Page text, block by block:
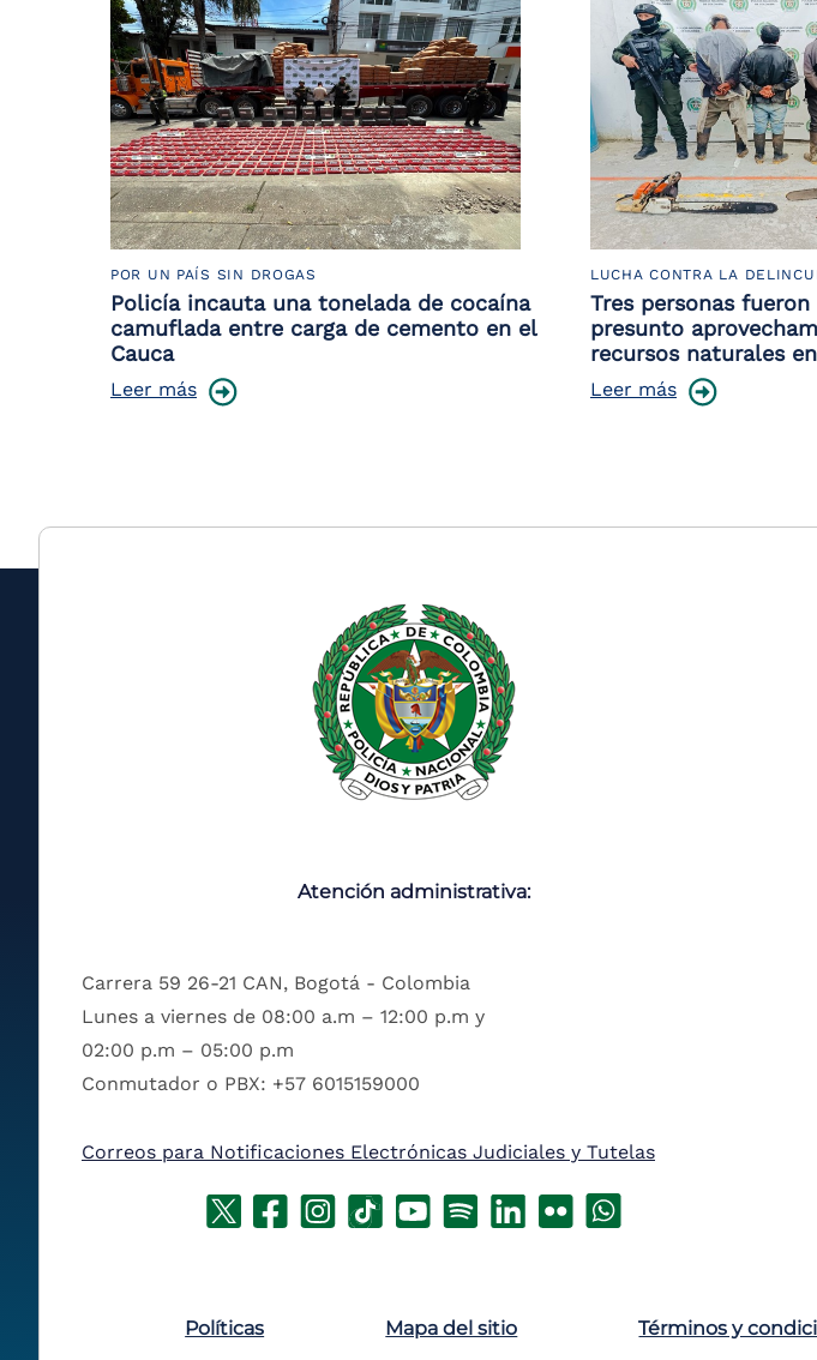
POR UN PAÍS SIN DROGAS
Policía incauta una tonelada de cocaína
camuflada entre carga de cemento en el
Cauca
Leer más
LUCHA CONTRA LA
Tres personas
presunto
recursos naturales
Leer más
Atención administrativa:
Carrera 59 26-21 CAN, Bogotá - Colombia
Lunes a viernes de 08:00 a.m – 12:00 p.m y
02:00 p.m – 05:00 p.m
Conmutador o PBX: +57 6015159000
Correos para Notificaciones Electrónicas Judiciales y Tutelas
Políticas Mapa del sitio Términos y